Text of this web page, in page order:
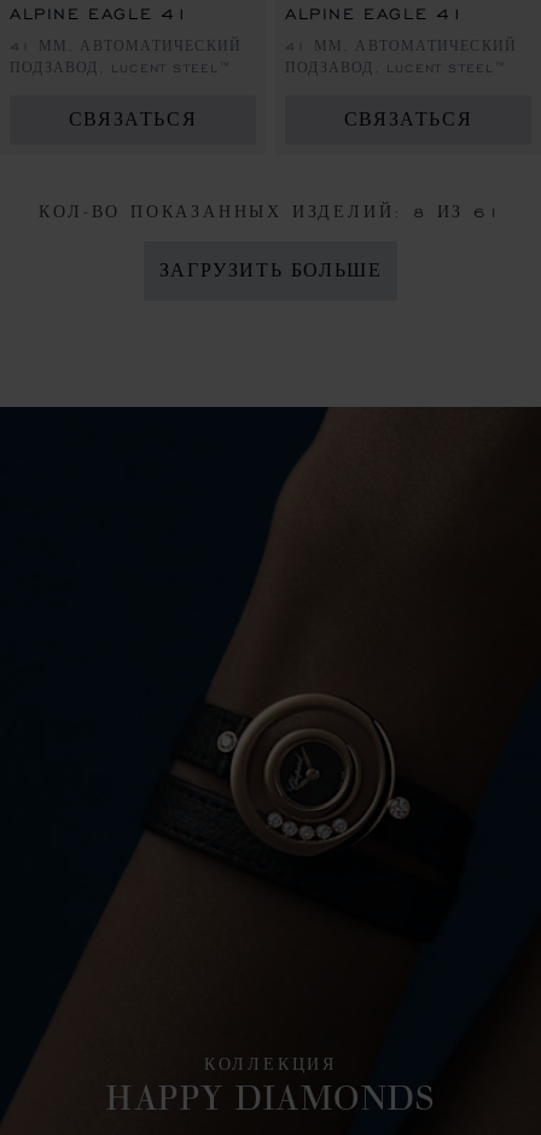
ALPINE EAGLE 41
41 ММ, АВТОМАТИЧЕСКИЙ
ПОДЗАВОД, LUCENT STEEL™
СВЯЗАТЬСЯ
ALPINE EAGLE 41
41 ММ, АВТОМАТИЧЕСКИЙ
ПОДЗАВОД, LUCENT STEEL™
СВЯЗАТЬСЯ
КОЛ-ВО ПОКАЗАННЫХ ИЗДЕЛИЙ: 8 ИЗ 61
ЗАГРУЗИТЬ БОЛЬШЕ
КОЛЛЕКЦИЯ
HAPPY DIAMONDS